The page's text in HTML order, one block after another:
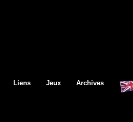
Liens Jeux Archives